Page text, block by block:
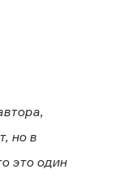
но в
это один